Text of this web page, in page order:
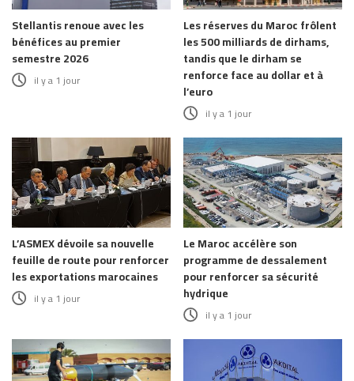
Stellantis renoue avec les
bénéfices au premier
semestre 2026
il y a 1 jour
Les réserves du Maroc frôlent
les 500 milliards de dirhams,
tandis que le dirham se
renforce face au dollar et à
l’euro
il y a 1 jour
L’ASMEX dévoile sa nouvelle
feuille de route pour renforcer
les exportations marocaines
il y a 1 jour
Le Maroc accélère son
programme de dessalement
pour renforcer sa sécurité
hydrique
il y a 1 jour